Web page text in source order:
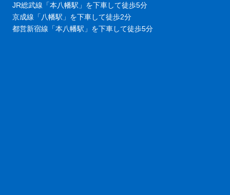
JR総武線「本八幡駅」を下車して徒歩5分
京成線「八幡駅」を下車して徒歩2分
都営新宿線「本八幡駅」を下車して徒歩5分